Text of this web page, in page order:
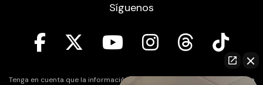
Síguenos
Tenga en cuenta que la información contenida en el sitio web de nuestra